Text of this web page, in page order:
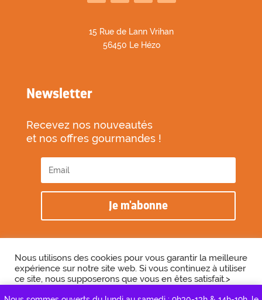
15 Rue de Lann Vrihan
56450 Le Hézo
Newsletter
Recevez nos nouveautés
et nos offres gourmandes !
Je m'abonne
2026 © Biscuiterie des Vénètes
Nous utilisons des cookies pour vous garantir la meilleure
expérience sur notre site web. Si vous continuez à utiliser
ce site, nous supposerons que vous en êtes satisfait.>
Cookie Settings Accepter